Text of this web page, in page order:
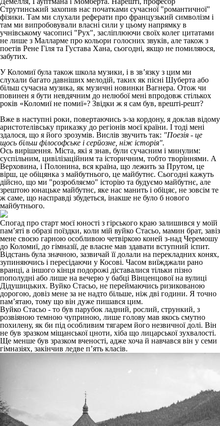
Струтинський захопив нас початками сучасної "романтичної"
фізики. Там ми слухали реферати про французький символізм і
там ми випробовували власні сили у цьому напрямку в
учнівському часописі "Рух", засліплюючи своїх колег цитатами
не лише з Малларме про кольори голосних звуків, але також з
поетів Рене Гіля та Густава Хана, сьогодні, якщо не помиляюся,
забутих.
У Коломиї була також школа музики, і в зв’язку з цим ми
слухали багато давніших мелодій, таких як пісні Шуберта або
більш сучасна музика, як музичні новинки Вагнера. Отож чи
повинен я бути невдячним до нелюбої мені впродовж стількох
років «Коломиї не помиї»? Звідки ж я сам був, врешті-решт?
Вже в наступні роки, повертаючись з-за кордону, я доклав відому
аристотелівську приказку до регіонів моєї країни. І тоді мені
здалося, що я його зрозумів. Вислів звучить так: "Поезія - це
щось більш філософське і серйозне, ніж історія".
Ось вирішення. Міста, які я знав, були сучасним і минулим:
суспільним, цивілізаційним та історичним, тобто творіннями. А
Верховина, і Полонина, вся країна, що лежить за Прутом, це
вірш, це обіцянка з майбутнього, це майбутнє. Сьогодні кажуть
дійсно, що ми "розробляємо" історію та будуємо майбутнє, але
зрештою юнацьке майбутнє, яке нас манить і обіцяє, не зовсім те
ж саме, що насправді збудеться, інакше не було б нового
майбутнього.
Спогад про старт моєї юності з гірського краю залишився у моїй
пам’яті в образі поїздки, коли мій вуйко Стасьо, мамин брат, завіз
мене своєю гарною особливою четвіркою коней з-над Черемошу
до Коломиї, до гімназії, де власне мав здавати вступний іспит.
Відстань була значною, зазвичай її долали на перекладних конях,
зупиняючись і пересідаючи у Косові. Часом виїжджали рано
вранці, а іншого кінця подорожі діставалися тільки пізно
пополудні або лише на вечерю у бабці Вінценцової на вулиці
Дідушицьких. Вуйко Стасьо, не переймаючись ризикованою
дорогою, довіз мене за не надто більше, ніж дві години. Я точно
пам’ятаю, тому що він дуже пишався цим.
Вуйко Стасьо - то був парубок ладний, рослий, стрункий, з
розвіяною темною чуприною, лише голову мав якось смутно
похилену, як би під особливим тягарем його незвичної долі. Він
не був зразком міщанської цноти, хіба що лицарської зухвалості.
Ще менше був зразком вченості, адже хоча й навчався він у семи
гімназіях, закінчив ледве п’ять класів.